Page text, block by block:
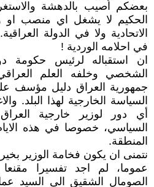
بعضكم اُصيب بالدهشة
الحكيم لا يشغل اي منصب او
الاتحادية ولا في الدولة
في احلامه الوردية !
ان استقباله لرئيس حكومة
الشخصي وخلفه العلم
جمهورية العراق دليل مؤسف
السياسة الخارجية لهذا البلد.
أي دور لوزير خارجية
السياسي، خصوصا في هذه
المنطقة.
نتمنى ان يكون فخامة الوزير
عموما، لم اجد تفسيرا
الصومال الشقيق الى السيد